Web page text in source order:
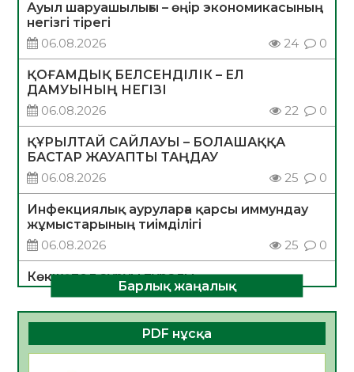
Ауыл шаруашылығы – өңір экономикасының
негізгі тірегі
06.08.2026
24 0
ҚОҒАМДЫҚ БЕЛСЕНДІЛІК – ЕЛ
ДАМУЫНЫҢ НЕГІЗІ
06.08.2026
22 0
ҚҰРЫЛТАЙ САЙЛАУЫ – БОЛАШАҚҚА
БАСТАР ЖАУАПТЫ ТАҢДАУ
06.08.2026
25 0
Инфекциялық ауруларға қарсы иммундау
жұмыстарының тиімділігі
06.08.2026
25 0
Көкжөтел ауруы туралы
06.08.2026
23
АПВ вакцинасы туралы мәлімет
06.08.2026
24 0
Барлық жаңалық
PDF нұсқа